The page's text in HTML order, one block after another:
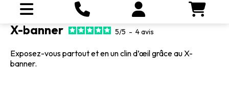
X-banner 5/5 - 4avis
Exposez-vous partout et en un clin d’œil grâce au X-
banner.